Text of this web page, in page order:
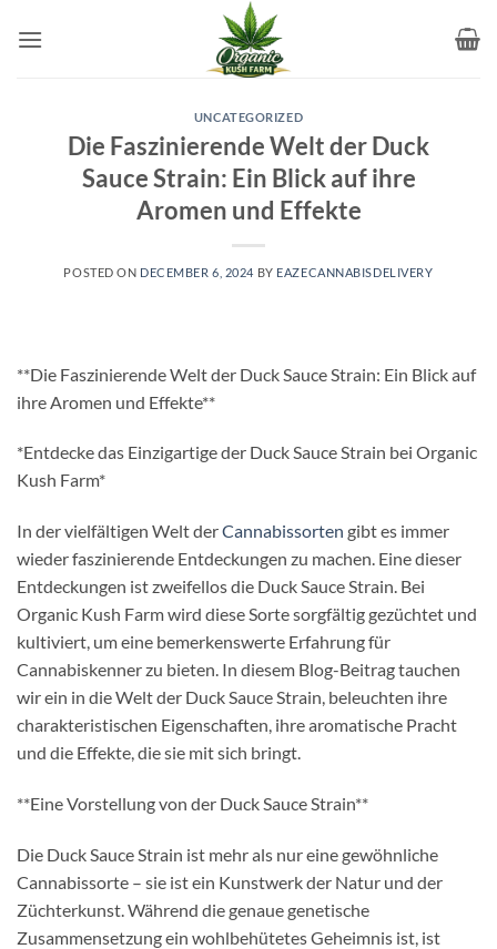
UNCATEGORIZED
Die Faszinierende Welt der Duck
Sauce Strain: Ein Blick auf ihre
Aromen und Effekte
POSTED ON DECEMBER 6, 2024 BY EAZECANNABISDELIVERY
**Die Faszinierende Welt der Duck Sauce Strain: Ein Blick auf
ihre Aromen und Effekte**
*Entdecke das Einzigartige der Duck Sauce Strain bei Organic
Kush Farm*
In der vielfältigen Welt derCannabissorten gibt es immer
wieder faszinierende Entdeckungen zu machen. Eine dieser
Entdeckungen ist zweifellos die Duck Sauce Strain. Bei
Organic Kush Farm wird diese Sorte sorgfältig gezüchtet und
kultiviert, um eine bemerkenswerte Erfahrung für
Cannabiskenner zu bieten. In diesem Blog-Beitrag tauchen
wir ein in die Welt der Duck Sauce Strain, beleuchten ihre
charakteristischen Eigenschaften, ihre aromatische Pracht
und die Effekte, die sie mit sich bringt.
**Eine Vorstellung von der Duck Sauce Strain**
Die Duck Sauce Strain ist mehr als nur eine gewöhnliche
Cannabissorte – sie ist ein Kunstwerk der Natur und der
Züchterkunst. Während die genaue genetische
Zusammensetzung ein wohlbehütetes Geheimnis ist, ist